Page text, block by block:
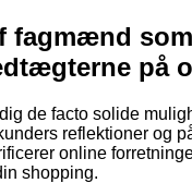
fagmænd
på
de facto solide
reflektioner og
online
shopping.